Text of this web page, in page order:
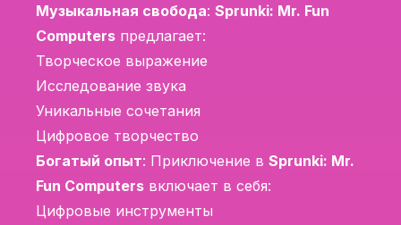
Музыкальная свобода: Sprunki: Mr. Fun
Computers предлагает:
Творческое выражение
Исследование звука
Уникальные сочетания
Цифровое творчество
Богатый опыт: Приключение в Sprunki: Mr.
Fun Computers включает в себя:
Цифровые инструменты